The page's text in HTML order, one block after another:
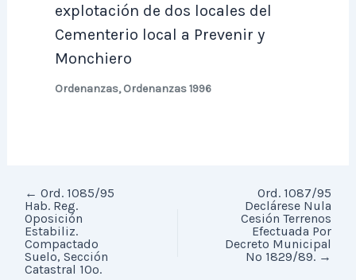
explotación de dos locales del
Cementerio local a Prevenir y
Monchiero
Ordenanzas,Ordenanzas 1996
← Ord. 1085/95
Hab. Reg.
Oposición
Estabiliz.
Compactado
Suelo, Sección
Catastral 10º.
Ord. 1087/95
Declárese Nula
Cesión Terrenos
Efectuada Por
Decreto Municipal
Nº 1829/89. →